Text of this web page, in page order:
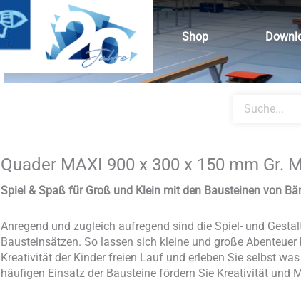
Shop
search
Quader MAXI 900 x 300 x 150 mm Gr. M
Spiel & Spaß für Groß und Klein mit den Bausteinen von
Anregend und zugleich aufregend sind die Spiel- und
Bausteinsätzen. So lassen sich kleine und große
Kreativität der Kinder freien Lauf und erleben Sie selbst
häufigen Einsatz der Bausteine fördern Sie Kreativität und
Quader
MAXI
900
x
150
mm
Gr.